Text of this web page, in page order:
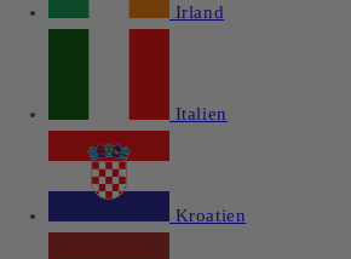
Irland
Italien
Kroatien